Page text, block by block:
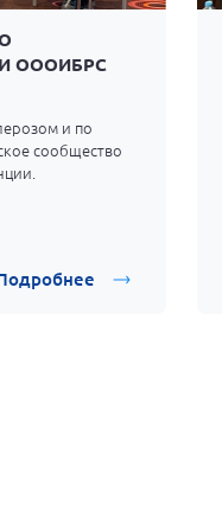
ОООИБРС
и по
сообщество